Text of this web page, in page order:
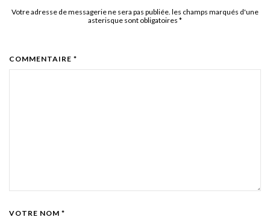
Votre adresse de messagerie ne sera pas publiée. les champs marqués d'une
asterisque sont obligatoires *
COMMENTAIRE *
VOTRE NOM *